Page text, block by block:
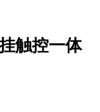
触控一体